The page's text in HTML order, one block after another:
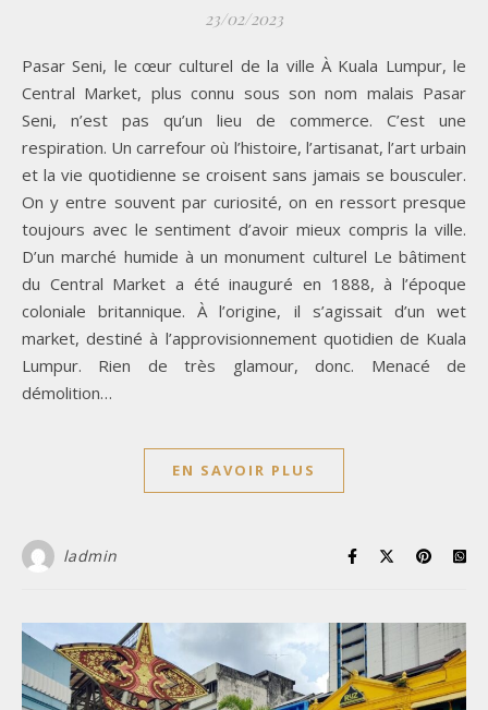
23/02/2023
Pasar Seni, le cœur culturel de la ville À Kuala Lumpur, le
Central Market, plus connu sous son nom malais Pasar
Seni, n’est pas qu’un lieu de commerce. C’est une
respiration. Un carrefour où l’histoire, l’artisanat, l’art urbain
et la vie quotidienne se croisent sans jamais se bousculer.
On y entre souvent par curiosité, on en ressort presque
toujours avec le sentiment d’avoir mieux compris la ville.
D’un marché humide à un monument culturel Le bâtiment
du Central Market a été inauguré en 1888, à l’époque
coloniale britannique. À l’origine, il s’agissait d’un wet
market, destiné à l’approvisionnement quotidien de Kuala
Lumpur. Rien de très glamour, donc. Menacé de
démolition…
EN SAVOIR PLUS
ladmin